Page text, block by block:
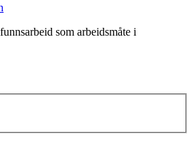
som arbeidsmåte i